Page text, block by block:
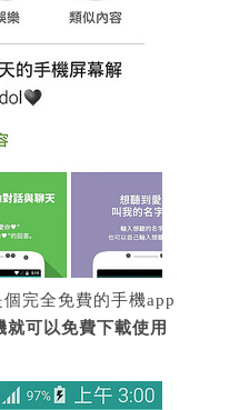
完全免費的手機app
可以免費下載使用